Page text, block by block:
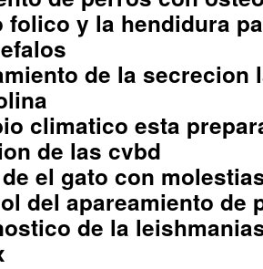
folico y la hendidura
de la secrecion
climatico esta
de las cvbd
el gato con
del apareamiento de
de la